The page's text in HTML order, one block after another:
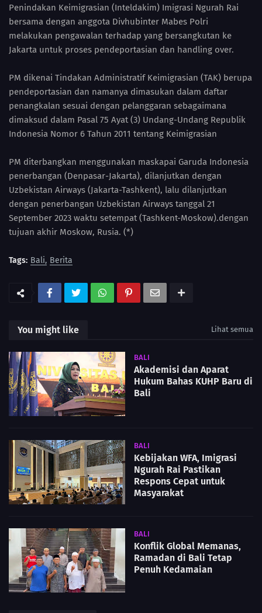
Penindakan Keimigrasian (Inteldakim) Imigrasi Ngurah Rai
bersama dengan anggota Divhubinter Mabes Polri
melakukan pengawalan terhadap yang bersangkutan ke
Jakarta untuk proses pendeportasian dan handling over.
PM dikenai Tindakan Administratif Keimigrasian (TAK) berupa
pendeportasian dan namanya dimasukan dalam daftar
penangkalan sesuai dengan pelanggaran sebagaimana
dimaksud dalam Pasal 75 Ayat (3) Undang-Undang Republik
Indonesia Nomor 6 Tahun 2011 tentang Keimigrasian
PM diterbangkan menggunakan maskapai Garuda Indonesia
penerbangan (Denpasar-Jakarta), dilanjutkan dengan
Uzbekistan Airways (Jakarta-Tashkent), lalu dilanjutkan
dengan penerbangan Uzbekistan Airways tanggal 21
September 2023 waktu setempat (Tashkent-Moskow).dengan
tujuan akhir Moskow, Rusia. (*)
Tags: Bali Berita
You might like Lihat semua
BALI
Akademisi dan Aparat
Hukum Bahas KUHP Baru di
Bali
BALI
Kebijakan WFA, Imigrasi
Ngurah Rai Pastikan
Respons Cepat untuk
Masyarakat
BALI
Konflik Global Memanas,
Ramadan di Bali Tetap
Penuh Kedamaian